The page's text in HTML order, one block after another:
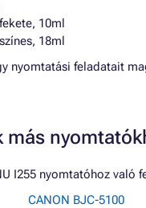
10ml
18ml
feladatait
más
I255 nyomtatóhoz
CANON BJC-5100